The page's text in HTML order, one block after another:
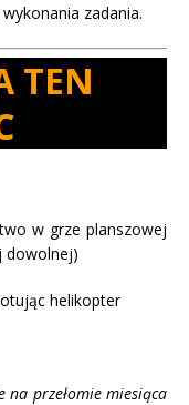
zadania.
TEN
w grze planszowej
dowolnej)
helikopter
na przełomie miesiąca